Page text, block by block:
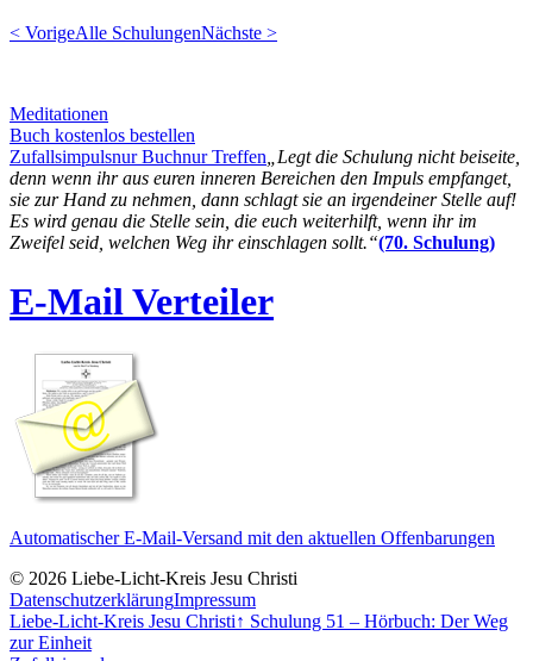
< VorigeAlle SchulungenNächste >
Meditationen
Buch kostenlos bestellen
Zufallsimpulsnur Buchnur Treffen„Legt die Schulung nicht beiseite,
denn wenn ihr aus euren inneren Bereichen den Impuls empfanget,
sie zur Hand zu nehmen, dann schlagt sie an irgendeiner Stelle auf!
Es wird genau die Stelle sein, die euch weiterhilft, wenn ihr im
Zweifel seid, welchen Weg ihr einschlagen sollt.“(70. Schulung)
E-Mail Verteiler
Automatischer E-Mail-Versand mit den aktuellen Offenbarungen
© 2026 Liebe-Licht-Kreis Jesu Christi
DatenschutzerklärungImpressum
Liebe-Licht-Kreis Jesu Christi↑ Schulung 51 – Hörbuch: Der Weg
zur Einheit